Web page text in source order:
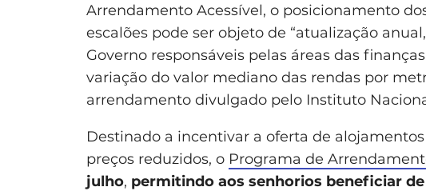
Arrendamento Acessível, o posicionamento
escalões pode ser objeto de “atualização
Governo responsáveis pelas áreas das
variação do valor mediano das rendas por
arrendamento divulgado pelo Instituto
Destinado a incentivar a oferta de
preços reduzidos, o Programa de
julho, permitindo aos senhorios beneficiar